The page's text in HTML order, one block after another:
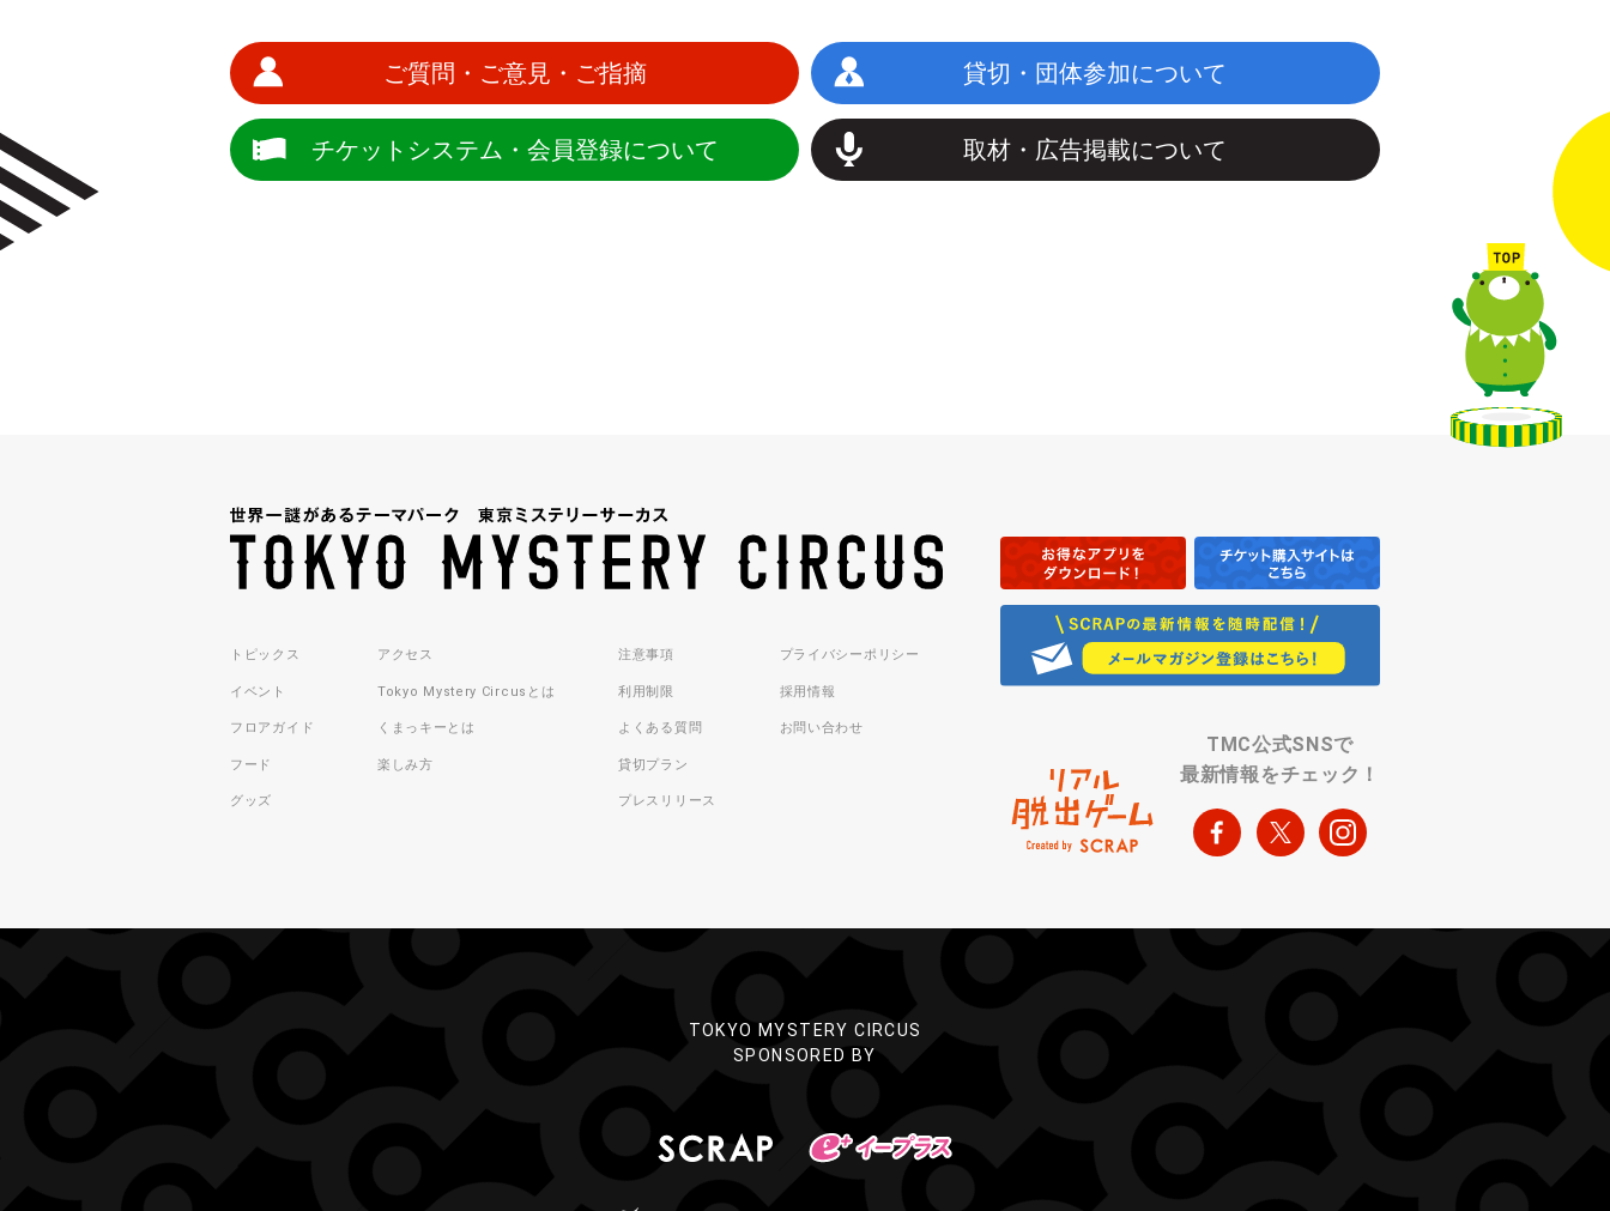
ご質問・ご意見・ご指摘 貸切・団体参加について
チケットシステム・会員登録について 取材・広告掲載について
トピックス
イベント
フロアガイド
フード
グッズ
アクセス
Tokyo Mystery Circusとは
くまっキーとは
楽しみ方
注意事項
利用制限
よくある質問
貸切プラン
プレスリリース
プライバシーポリシー
採用情報
お問い合わせ
TMC公式SNSで
最新情報をチェック！
TOKYO MYSTERY CIRCUS
SPONSORED BY